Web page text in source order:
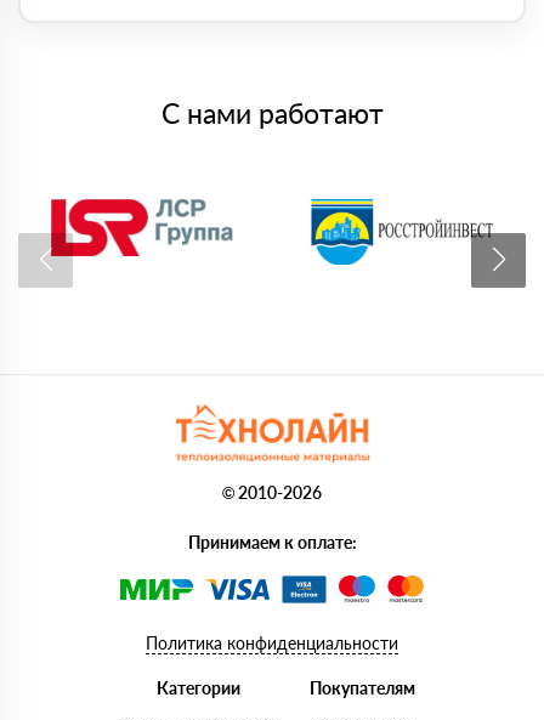
С нами работают
© 2010-2026
Принимаем к оплате:
Политика конфиденциальности
Категории
Покупателям